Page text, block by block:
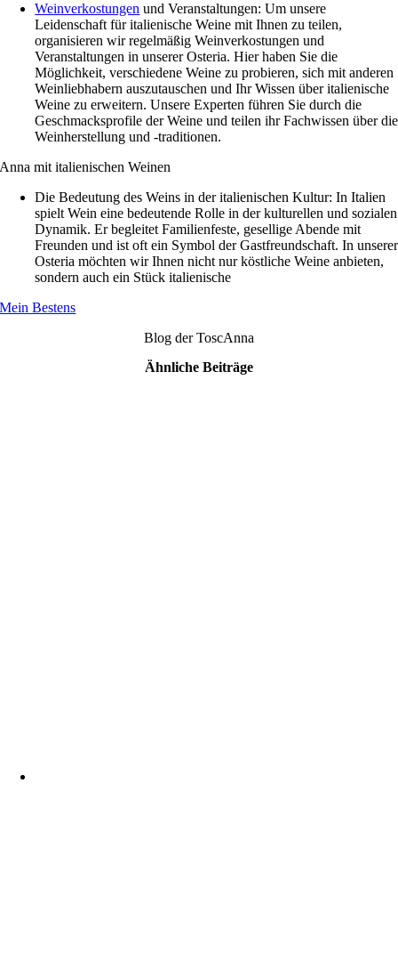
Weinverkostungen und Veranstaltungen: Um unsere
Leidenschaft für italienische Weine mit Ihnen zu teilen,
organisieren wir regelmäßig Weinverkostungen und
Veranstaltungen in unserer Osteria. Hier haben Sie die
Möglichkeit, verschiedene Weine zu probieren, sich mit anderen
Weinliebhabern auszutauschen und Ihr Wissen über italienische
Weine zu erweitern. Unsere Experten führen Sie durch die
Geschmacksprofile der Weine und teilen ihr Fachwissen über die
Weinherstellung und -traditionen.
Anna mit italienischen Weinen
Die Bedeutung des Weins in der italienischen Kultur: In Italien
spielt Wein eine bedeutende Rolle in der kulturellen und sozialen
Dynamik. Er begleitet Familienfeste, gesellige Abende mit
Freunden und ist oft ein Symbol der Gastfreundschaft. In unserer
Osteria möchten wir Ihnen nicht nur köstliche Weine anbieten,
sondern auch ein Stück italienische
Mein Bestens
Blog der ToscAnna
Ähnliche Beiträge